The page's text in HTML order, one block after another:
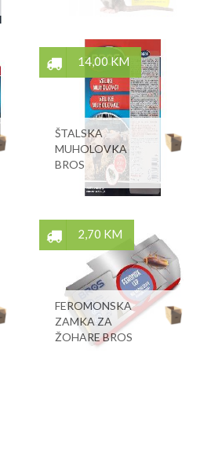
14,00 KM
ŠTALSKA
MUHOLOVKA
BROS
2,70 KM
FEROMONSKA
ZAMKA ZA
ŽOHARE BROS